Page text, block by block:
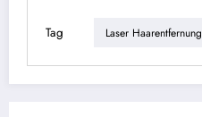
Tag Laser Haarentfernung